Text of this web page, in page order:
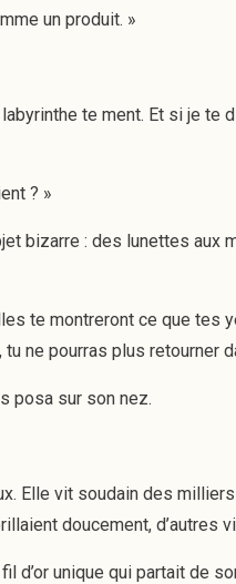
un produit. »
te ment. Et si je te
? »
bizarre : des lunettes aux
te montreront ce que tes
ne pourras plus retourner
posa sur son nez.
Elle vit soudain des
doucement, d’autres
d’or unique qui partait de